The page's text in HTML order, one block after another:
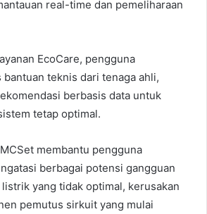
real-time dan pemeliharaan
EcoCare, pengguna
bantuan teknis dari tenaga ahli,
berbasis data untuk
tetap optimal.
membantu pengguna
berbagai potensi gangguan
yang tidak optimal, kerusakan
pemutus sirkuit yang mulai